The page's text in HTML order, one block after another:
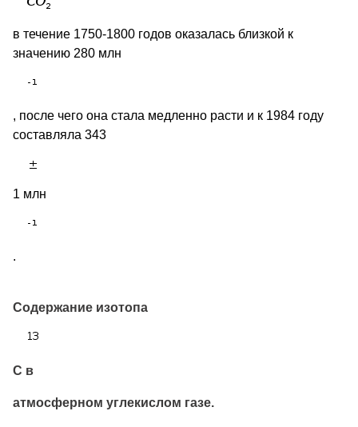
в течение 1750-1800 годов оказалась близкой к
значению 280 млн
, после чего она стала медленно расти и к 1984 году
составляла 343
1 млн
.
Содержание изотопа
С в
атмосферном углекислом газе.